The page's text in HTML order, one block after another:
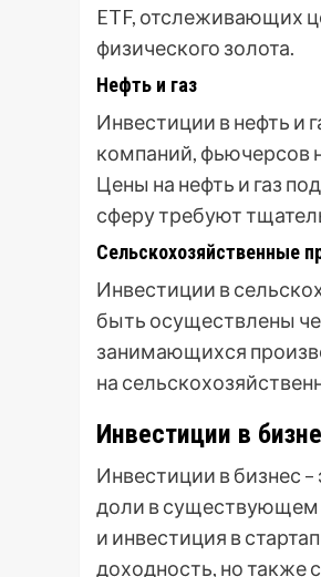
ETF, отслеживающих
физического золота.
Нефть и газ
Инвестиции в нефть и
компаний, фьючерсов
Цены на нефть и газ
сферу требуют
Сельскохозяйственные
Инвестиции в
быть осуществлены
занимающихся
на
Инвестиции в
Инвестиции в бизнес
доли в существующем
и инвестиция в
доходность, но также